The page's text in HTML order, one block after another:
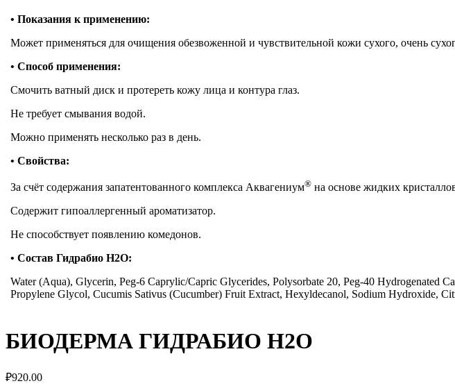
• Показания к применению:
Может применяться для очищения обезвоженной и чувствительной кожи сухого, очень
• Способ применения:
Смочить ватный диск и протереть кожу лица и контура глаз.
Не требует смывания водой.
Можно применять несколько раз в день.
• Свойства:
За счёт содержания запатентованного комплекса Аквагениум® на основе жидких
Содержит гипоаллергенный ароматизатор.
Не способствует появлению комедонов.
• Состав Гидрабио H2O:
Water (Aqua), Glycerin, Peg-6 Caprylic/Capric Glycerides, Polysorbate 20, Peg-40 Hydrogenated
Propylene Glycol, Cucumis Sativus (Cucumber) Fruit Extract, Hexyldecanol, Sodium Hydroxide,
БИОДЕРМА ГИДРАБИО H2O
₽920.00